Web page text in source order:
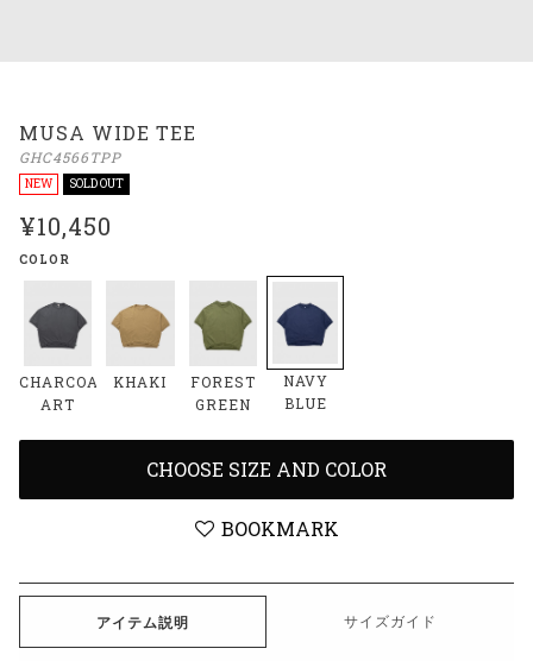
MUSA WIDE TEE
GHC4566TPP
NEW SOLD OUT
¥10,450
COLOR
CHARCOAL
ART
KHAKI
FOREST
GREEN
NAVY
BLUE
CHOOSE SIZE AND COLOR
BOOKMARK
アイテム説明 サイズガイド